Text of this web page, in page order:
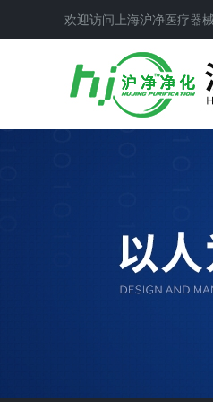
欢迎访问上海沪净医疗器